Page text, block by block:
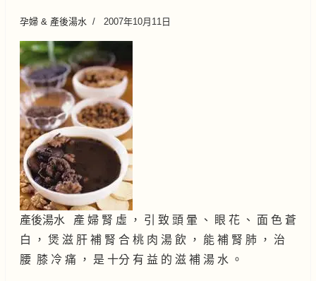
孕婦 & 產後湯水 2007年10月11日
產後湯水 產 婦 腎 虛 ， 引 致 頭 暈 、 眼 花 、 面 色 蒼
白 ， 煲 滋 肝 補 腎 合 桃 肉 湯 飲 ， 能 補 腎 肺 ， 治
腰 膝 冷 痛 ， 是 十分 有 益 的 滋 補 湯 水 。